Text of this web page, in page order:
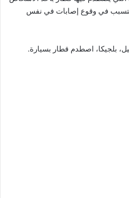
في وقوع إصابات في نفس
بلجيكا، اصطدم قطار بسيارة.